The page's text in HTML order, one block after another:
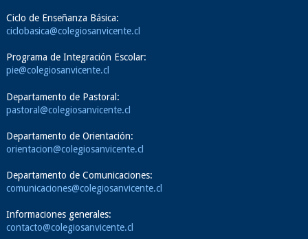
Ciclo de Enseñanza Básica:
ciclobasica@colegiosanvicente.cl
Programa de Integración Escolar:
pie@colegiosanvicente.cl
Departamento de Pastoral:
pastoral@colegiosanvicente.cl
Departamento de Orientación:
orientacion@colegiosanvicente.cl
Departamento de Comunicaciones:
comunicaciones@colegiosanvicente.cl
Informaciones generales:
contacto@colegiosanvicente.cl